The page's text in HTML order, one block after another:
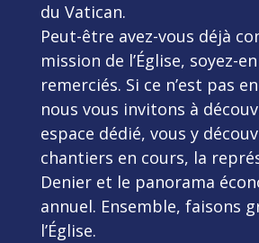
du Vatican.
Peut-être avez-vous déjà
mission de l’Église, soyez-
remerciés. Si ce n’est pas
nous vous invitons à
espace dédié, vous y
chantiers en cours, la
Denier et le panorama
annuel. Ensemble, faisons
l’Église.